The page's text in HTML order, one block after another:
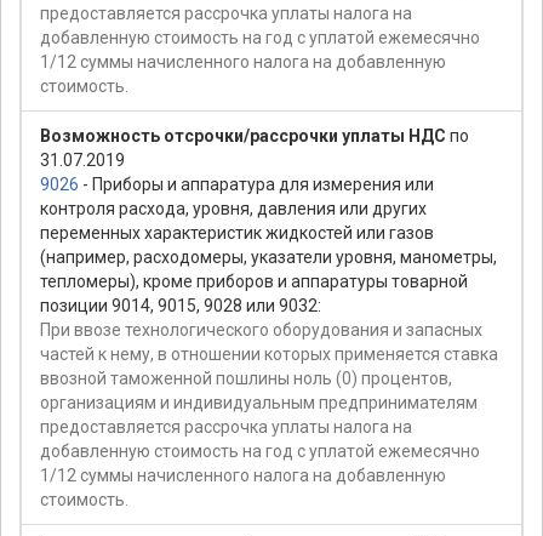
предоставляется рассрочка уплаты налога на
добавленную стоимость на год с уплатой ежемесячно
1/12 суммы начисленного налога на добавленную
стоимость.
Возможность отсрочки/рассрочки уплаты НДС по
31.07.2019
9026 - Приборы и аппаратура для измерения или
контроля расхода, уровня, давления или других
переменных характеристик жидкостей или газов
(например, расходомеры, указатели уровня, манометры,
тепломеры), кроме приборов и аппаратуры товарной
позиции 9014, 9015, 9028 или 9032:
При ввозе технологического оборудования и запасных
частей к нему, в отношении которых применяется ставка
ввозной таможенной пошлины ноль (0) процентов,
организациям и индивидуальным предпринимателям
предоставляется рассрочка уплаты налога на
добавленную стоимость на год с уплатой ежемесячно
1/12 суммы начисленного налога на добавленную
стоимость.